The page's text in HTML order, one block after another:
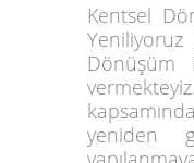
Kentsel
Yeniliyoruz
Dönüşüm
yeniden